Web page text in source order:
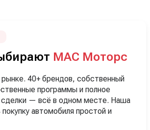
профессионал своего дела!
МАС Моторс
40+ брендов, собственный
программы и полное
— всё в одном месте. Наша
автомобиля простой и